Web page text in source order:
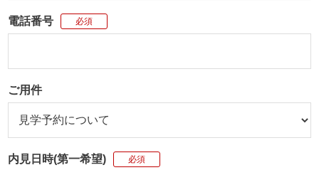
電話番号 必須
ご用件
内見日時(第一希望) 必須